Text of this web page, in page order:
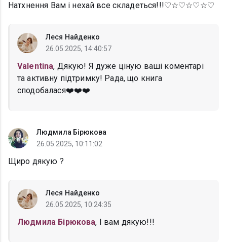
Натхнення Вам і нехай все складеться!!!♡☆♡☆♡☆♡
Леся Найденко
26.05.2025, 14:40:57
Valentina, Дякую! Я дуже ціную ваші коментарі
та активну підтримку! Рада, що книга
сподобалася❤️❤️❤️
Людмила Бірюкова
26.05.2025, 10:11:02
Щиро дякую ?
Леся Найденко
26.05.2025, 10:24:35
Людмила Бірюкова, І вам дякую!!!